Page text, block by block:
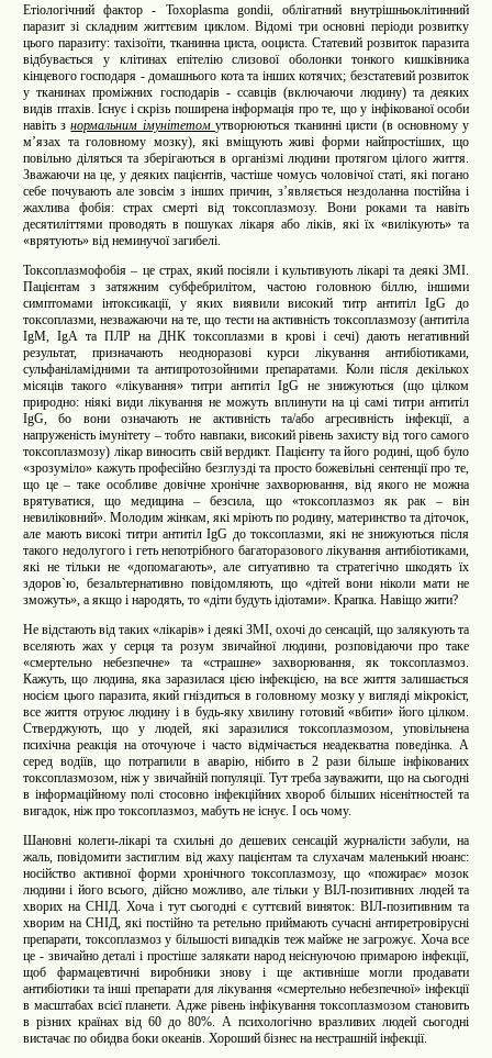
Етіологічний фактор - Toxoplasma gondii, облігатний внутрішньоклітинний
паразит зі складним життєвим циклом. Відомі три основні періоди розвитку
цього паразиту: тахізоїти, тканинна циста, ооциста. Статевий розвиток паразита
відбувається у клітинах епітелію слизової оболонки тонкого кишківника
кінцевого господаря - домашнього кота та інших котячих; безстатевий розвиток
у тканинах проміжних господарів - ссавців (включаючи людину) та деяких
видів птахів. Існує і скрізь поширена інформація про те, що у інфікованої особи
навіть знормальним імунітетом утворюються тканинні цисти (в основному у
м’язах та головному мозку), які вміщують живі форми найпростіших, що
повільно діляться та зберігаються в організмі людини протягом цілого життя.
Зважаючи на це, у деяких пацієнтів, частіше чомусь чоловічої статі, які погано
себе почувають але зовсім з інших причин, зʼявляється нездоланна постійна і
жахлива фобія: страх смерті від токсоплазмозу. Вони роками та навіть
десятиліттями проводять в пошуках лікаря або ліків, які їх «вилікують» та
«врятують» від неминучої загибелі.
Токсоплазмофобія – це страх, який посіяли і культивують лікарі та деякі ЗМІ.
Пацієнтам з затяжним субфебрилітом, частою головною біллю,
іншими
симптомами інтоксикації, у яких виявили високий титр антитіл IgG до
токсоплазми, незважаючи на те, що тести на активність токсоплазмозу (антитіла
IgM, IgA та ПЛР на ДНК токсоплазми в крові і сечі) дають негативний
результат, призначають неодноразові курси лікування антибіотиками,
сульфаніламідними та антипротозойними препаратами. Коли після декількох
місяців такого «лікування» титри антитіл IgG не знижуються (що цілком
природно: ніякі види лікування не можуть вплинути на ці самі титри антитіл
IgG, бо вони означають не активність та/або агресивність інфекції, а
напруженість імунітету – тобто навпаки, високий рівень захисту від того самого
токсоплазмозу) лікар виносить свій вердикт. Пацієнту та його родині, щоб було
«зрозуміло» кажуть професійно безглузді та просто божевільні сентенції про те,
що це – таке особливе довічне хронічне захворювання, від якого не можна
врятуватися, що медицина – безсила, що «токсоплазмоз як рак – він
невиліковний». Молодим жінкам, які мріють по родину, материнство та діточок,
але мають високі титри антитіл IgG до токсоплазми, які не знижуються після
такого недолугого і геть непотрібного багаторазового лікування антибіотиками,
які не тільки не «допомагають», але ситуативно та стратегічно шкодять їх
здоров`ю, безальтернативно повідомляють, що «дітей вони ніколи мати не
зможуть», а якщо і народять, то «діти будуть ідіотами». Крапка. Навіщо жити?
Не відстають від таких «лікарів» і деякі ЗМІ, охочі до сенсацій, що залякують та
вселяють жах у серця та розум звичайної людини, розповідаючи про таке
«смертельно небезпечне» та «страшне» захворювання, як токсоплазмоз.
Кажуть, що людина, яка заразилася цією інфекцією, на все життя залишається
носієм цього паразита, який гніздиться в головному мозку у вигляді мікрокіст,
все життя отруює людину і в будь-яку хвилину готовий «вбити» його цілком.
Стверджують, що у людей, які заразилися токсоплазмозом, уповільнена
психічна реакція на оточуюче і часто відмічається неадекватна поведінка. А
серед водіїв, що потрапили в аварію, нібито в 2 рази більше інфікованих
токсоплазмозом, ніж у звичайній популяції. Тут треба зауважити, що на сьогодні
в інформаційному полі стосовно інфекційних хвороб більших нісенітностей та
вигадок, ніж про токсоплазмоз, мабуть не існує. І ось чому.
Шановні колеги-лікарі та схильні до дешевих сенсацій журналісти забули, на
жаль, повідомити застиглим від жаху пацієнтам та слухачам маленький нюанс:
носійство активної форми хронічного токсоплазмозу, що «пожирає» мозок
людини і його всього, дійсно можливо, але тільки у ВІЛ-позитивних людей та
хворих на СНІД. Хоча і тут сьогодні є суттєвий виняток: ВІЛ-позитивним та
хворим на СНІД, які постійно та ретельно приймають сучасні антиретровірусні
препарати, токсоплазмоз у більшості випадків теж майже не загрожує. Хоча все
це - звичайно деталі і простіше залякати народ неіснуючою примарою інфекції,
щоб фармацевтичні виробники знову і ще активніше могли продавати
антибіотики та інші препарати для лікування «смертельно небезпечної» інфекції
в масштабах всієї планети. Адже рівень інфікування токсоплазмозом становить
в різних країнах від 60 до 80%. А психологічно вразливих людей сьогодні
вистачає по обидва боки океанів. Хороший бізнес на нестрашній інфекції.